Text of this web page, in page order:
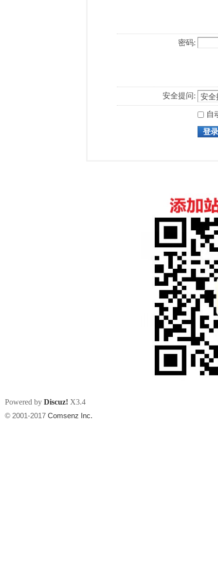
密码:
安全提问:
自
登录
Powered by Discuz! X3.4
© 2001-2017 Comsenz Inc.